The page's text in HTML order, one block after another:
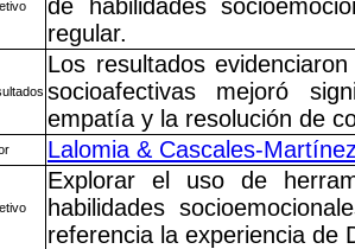
de habilidades
regular.
Los resultados
socioafectivas mejoró
empatía y la resolución de
Lalomia & Cascales-
Explorar el uso de
habilidades
referencia la experiencia de